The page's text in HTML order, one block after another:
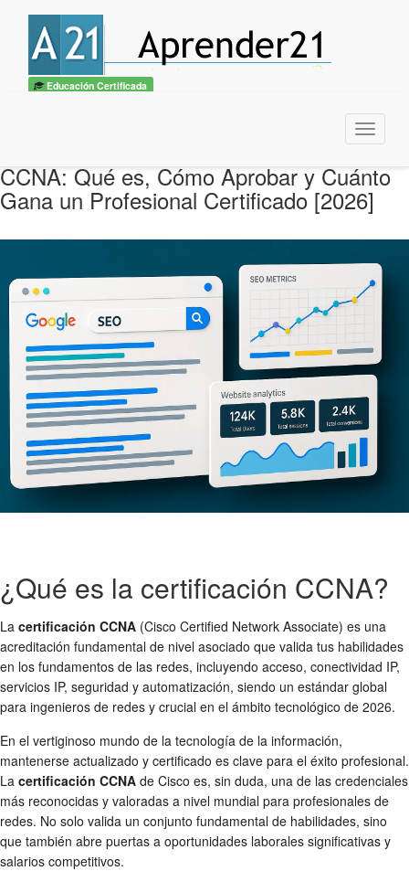
Educación Certificada
Menu
CCNA: Qué es, Cómo Aprobar y Cuánto
Gana un Profesional Certificado [2026]
¿Qué es la certificación CCNA?
La certificación CCNA (Cisco Certified Network Associate) es una
acreditación fundamental de nivel asociado que valida tus habilidades
en los fundamentos de las redes, incluyendo acceso, conectividad IP,
servicios IP, seguridad y automatización, siendo un estándar global
para ingenieros de redes y crucial en el ámbito tecnológico de 2026.
En el vertiginoso mundo de la tecnología de la información,
mantenerse actualizado y certificado es clave para el éxito profesional.
La certificación CCNA de Cisco es, sin duda, una de las credenciales
más reconocidas y valoradas a nivel mundial para profesionales de
redes. No solo valida un conjunto fundamental de habilidades, sino
que también abre puertas a oportunidades laborales significativas y
salarios competitivos.